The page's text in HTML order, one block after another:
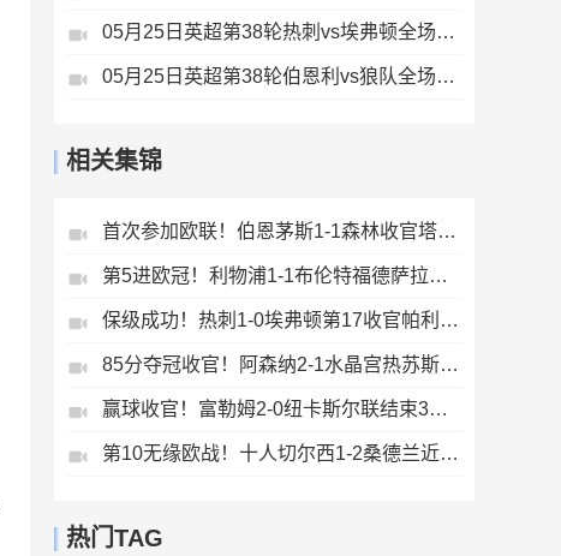
05月25日英超第38轮热刺vs埃弗顿全场录像
05月25日英超第38轮伯恩利vs狼队全场录像
相关集锦
首次参加欧联！伯恩茅斯1-1森林收官塔韦尼耶救主怀特远射破门
第5进欧冠！利物浦1-1布伦特福德萨拉赫、罗伯逊结束9年红军生涯
保级成功！热刺1-0埃弗顿第17收官帕利尼亚制胜热刺近6轮仅1负
85分夺冠收官！阿森纳2-1水晶宫热苏斯破门+失良机马杜埃凯建功
赢球收官！富勒姆2-0纽卡斯尔联结束3轮不胜迪奥普、凯尔尼破门
第10无缘欧战！十人切尔西1-2桑德兰近9轮仅1胜桑德兰第7进欧战
热门TAG